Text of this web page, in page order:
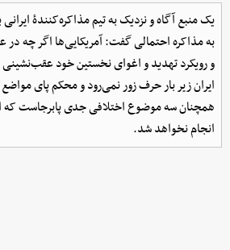
یک منبع آگاه و نزدیک به تیم مذاکره‌کنندۀ
به مذاکره احتمالی گفت: آمریکایی‌ها اگر چه در
و رویکرد تهدید و اغوای نخستین خود عقب‌نشینی
ایران زیر بار حرف زور نمی‌رود و محکم پای
همچنان سه موضوع اختلافی جدی پابرجاست که
انجام نخواهد شد.